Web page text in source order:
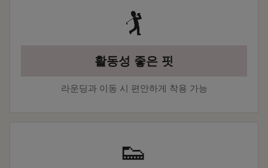
🏌️
활동성 좋은 핏
라운딩과 이동 시 편안하게 착용 가능
👟